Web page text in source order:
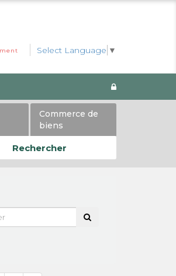
Select Language ▼
Commerce de
biens
Rechercher